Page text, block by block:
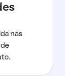
nas